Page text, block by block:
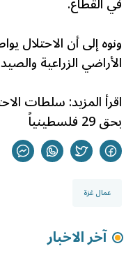
ونوه إلى أن الاحتلال
الأراضي الزراعية
اقرأ المزيد:سلطات
بحق 29 فلسطينياً
عمال غزة
آخر الاخبار